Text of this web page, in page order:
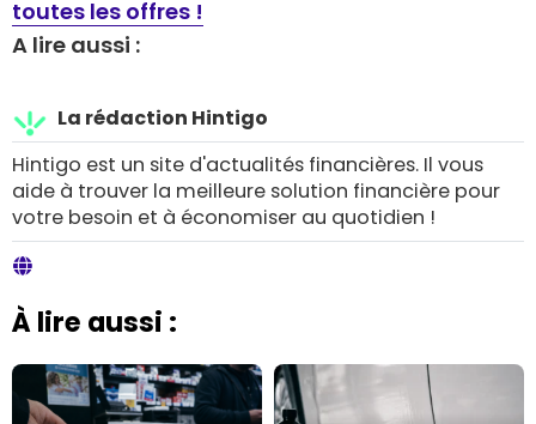
toutes les offres !
A lire aussi :
La rédaction Hintigo
Hintigo est un site d'actualités financières. Il vous
aide à trouver la meilleure solution financière pour
votre besoin et à économiser au quotidien !
À lire aussi :